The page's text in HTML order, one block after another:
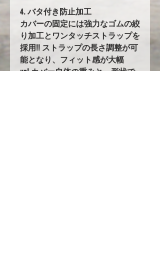
4. バタ付き防止加工
カバーの固定には強力なゴムの絞
り加工とワンタッチストラップを
採用!! ストラップの長さ調整が可
能となり、フィット感が大幅
up! カバー自体の重みと、形状で